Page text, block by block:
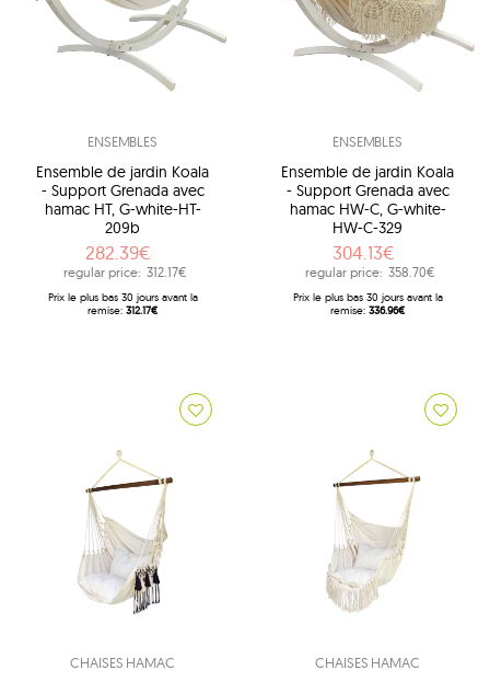
ENSEMBLES
Ensemble de jardin Koala
- Support Grenada avec
hamac HT, G-white-HT-
209b
282.39€
regular price: 312.17€
Prix ​​le plus bas 30 jours avant la
remise: 312.17€
ENSEMBLES
Ensemble de jardin Koala
- Support Grenada avec
hamac HW-C, G-white-
HW-C-329
304.13€
regular price: 358.70€
Prix ​​le plus bas 30 jours avant la
remise: 336.96€
CHAISES HAMAC CHAISES HAMAC